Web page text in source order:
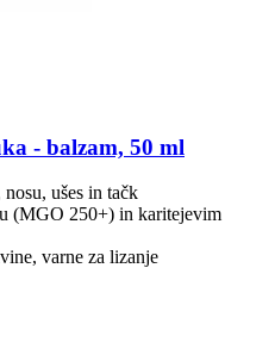
-​ balzam, 50 ml
ušes in tačk
(MGO 250+) in karitejevim
varne za lizanje